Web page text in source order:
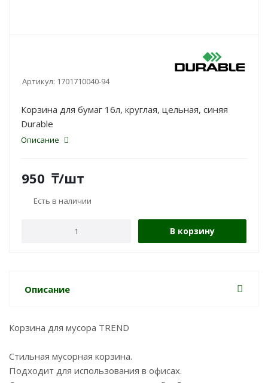
Артикул: 1701710040-94
Корзина для бумаг 16л, круглая, цельная, синяя
Durable
Описание
950 ₸/шт
Есть в наличии
В корзину
Описание
Корзина для мусора TREND
Стильная мусорная корзина.
Подходит для использования в офисах.